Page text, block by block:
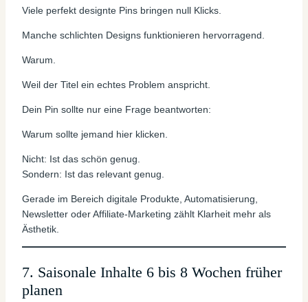
Viele perfekt designte Pins bringen null Klicks.
Manche schlichten Designs funktionieren hervorragend.
Warum.
Weil der Titel ein echtes Problem anspricht.
Dein Pin sollte nur eine Frage beantworten:
Warum sollte jemand hier klicken.
Nicht: Ist das schön genug.
Sondern: Ist das relevant genug.
Gerade im Bereich digitale Produkte, Automatisierung,
Newsletter oder Affiliate-Marketing zählt Klarheit mehr als
Ästhetik.
7. Saisonale Inhalte 6 bis 8 Wochen früher
planen